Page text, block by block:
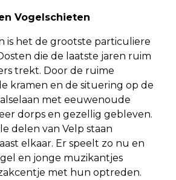
Vogelschieten
is het de grootste particuliere
die de laatste jaren ruim
trekt. Door de ruime
kramen en de situering op de
met eeuwenoude
dorps en gezellig gebleven.
delen van Velp staan
elkaar. Er speelt zo nu en
en jonge muzikantjes
met hun optreden.